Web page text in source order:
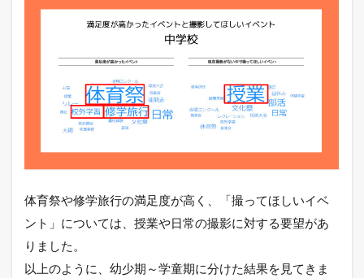
体育祭や修学旅行の満足度が高く、「撮ってほしいイベ
ント」については、授業や日常の撮影に対する要望があ
りました。
以上のように、幼少期～学童期に分けた結果を見てきま